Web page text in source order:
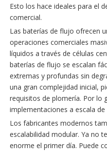
Esto los hace ideales para el
comercial.
Las baterías de flujo ofrecen
operaciones comerciales
líquidos a través de células
baterías de flujo se escalan
extremas y profundas sin
una gran complejidad inicial,
requisitos de plomería. Por lo
implementaciones a escala de
Los fabricantes modernos
escalabilidad modular. Ya no
enorme el primer día. Puede